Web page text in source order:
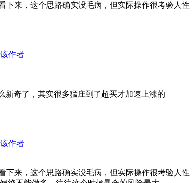
下来，这个思路确实没毛病，但实际操作很考验人性
作者
新奇了，其实很多猛庄到了超买才加速上涨的
作者
下来，这个思路确实没毛病，但实际操作很考验人性